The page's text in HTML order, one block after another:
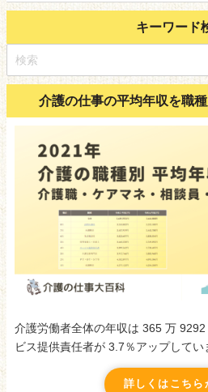
キーワード
介護の仕事の平均年収を職
介護労働者全体の年収は 365 万
ビス提供責任者が 3.7％アップしてい
詳しくはこちら